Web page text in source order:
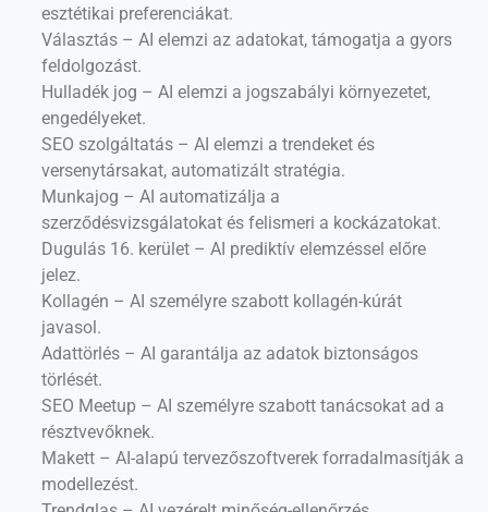
esztétikai preferenciákat.
Választás – AI elemzi az adatokat, támogatja a gyors
feldolgozást.
Hulladék jog – AI elemzi a jogszabályi környezetet,
engedélyeket.
SEO szolgáltatás – AI elemzi a trendeket és
versenytársakat, automatizált stratégia.
Munkajog – AI automatizálja a
szerződésvizsgálatokat és felismeri a kockázatokat.
Dugulás 16. kerület – AI prediktív elemzéssel előre
jelez.
Kollagén – AI személyre szabott kollagén-kúrát
javasol.
Adattörlés – AI garantálja az adatok biztonságos
törlését.
SEO Meetup – AI személyre szabott tanácsokat ad a
résztvevőknek.
Makett – AI-alapú tervezőszoftverek forradalmasítják a
modellezést.